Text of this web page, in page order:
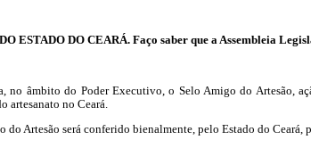
ESTADO DO CEARÁ. Faço saber que a Assembleia
no âmbito do Poder Executivo, o Selo Amigo do Artesão,
artesanato no Ceará.
do Artesão será conferido bienalmente, pelo Estado do Ceará,